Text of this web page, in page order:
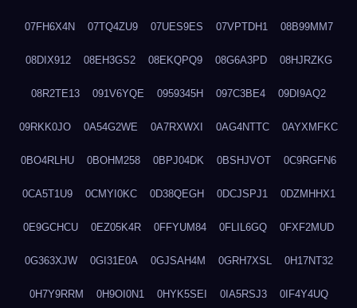
07FH6X4N 07TQ4ZU9 07UES9ES 07VPTDH1 08B99MM7
08DIX912 08EH3GS2 08EKQPQ9 08G6A3PD 08HJRZKG
08R2TE13 091V6YQE 0959345H 097C3BE4 09DI9AQ2
09RKK0JO 0A54G2WE 0A7RXWXI 0AG4NTTC 0AYXMFKC
0BO4RLHU 0BOHM258 0BPJ04DK 0BSHJVOT 0C9RGFN6
0CA5T1U9 0CMYI0KC 0D38QEGH 0DCJSPJ1 0DZMHHX1
0E9GCHCU 0EZ05K4R 0FFYUM84 0FLIL6GQ 0FXF2MUD
0G363XJW 0GI31E0A 0GJSAH4M 0GRH7XSL 0H17NT32
0H7Y9RRM 0H9OI0N1 0HYK5SEI 0IA5RSJ3 0IF4Y4UQ